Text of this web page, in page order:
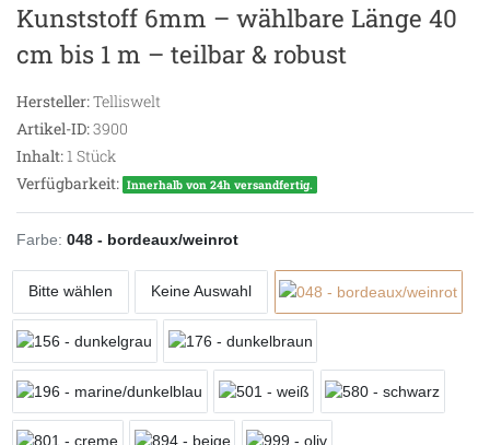
Kunststoff 6mm – wählbare Länge 40
cm bis 1 m – teilbar & robust
Hersteller:Telliswelt
Artikel-ID:3900
Inhalt:1 Stück
Verfügbarkeit: Innerhalb von 24h versandfertig.
Farbe: 048 - bordeaux/weinrot
Bitte wählen Keine Auswahl